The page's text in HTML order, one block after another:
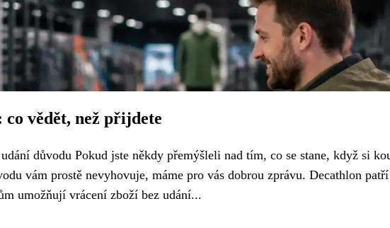
vědět, než přijdete
důvodu Pokud jste někdy přemýšleli nad tím, co se stane, když si
vám prostě nevyhovuje, máme pro vás dobrou zprávu. Decathlon
umožňují vrácení zboží bez udání...